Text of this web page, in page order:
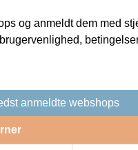
og anmeldt dem med
anmeldte webshops